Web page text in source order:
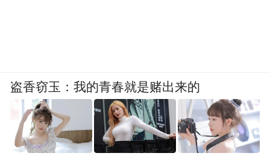
盗香窃玉：我的青春就是赌出来的